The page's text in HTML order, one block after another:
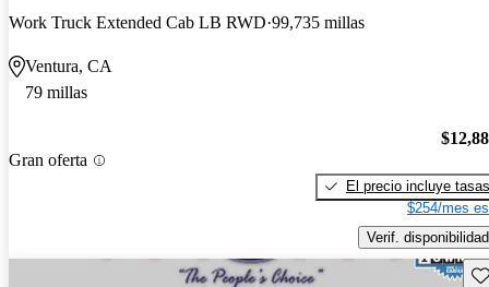
Work Truck Extended Cab LB RWD 99,735 millas
Ventura, CA
79 millas
Gran oferta
El precio incluye tasas
$254/mes
Verif. disponibilidad